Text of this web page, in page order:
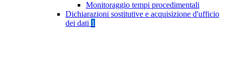
Monitoraggio tempi procedimentali
Dichiarazioni sostitutive e acquisizione d'ufficio
dei dati 1